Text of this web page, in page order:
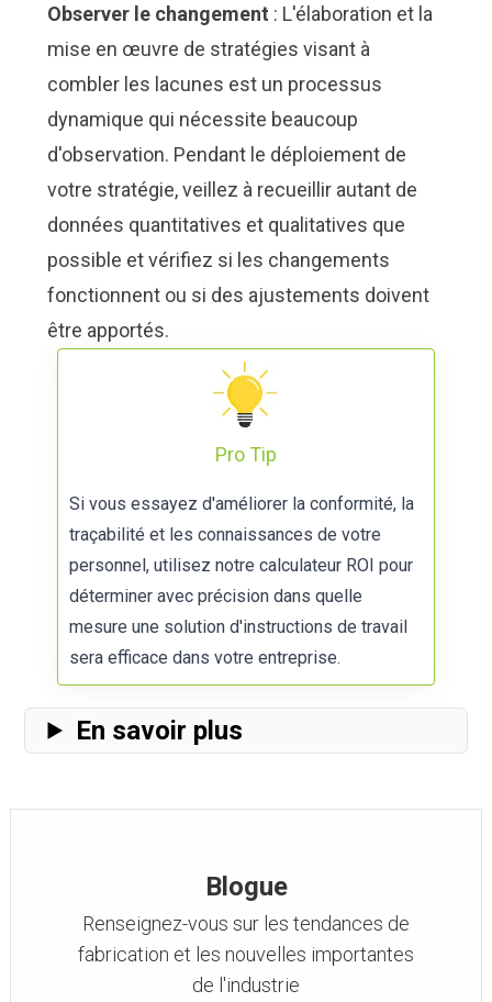
Observer le changement : L'élaboration et la
mise en œuvre de stratégies visant à
combler les lacunes est un processus
dynamique qui nécessite beaucoup
d'observation. Pendant le déploiement de
votre stratégie, veillez à recueillir autant de
données quantitatives et qualitatives que
possible et vérifiez si les changements
fonctionnent ou si des ajustements doivent
être apportés.
Pro Tip
Si vous essayez d'améliorer la conformité, la
traçabilité et les connaissances de votre
personnel, utilisez notre calculateur ROI pour
déterminer avec précision dans quelle
mesure une solution d'instructions de travail
sera efficace dans votre entreprise.
En savoir plus
Blogue
Renseignez-vous sur les tendances de
fabrication et les nouvelles importantes
de l'industrie